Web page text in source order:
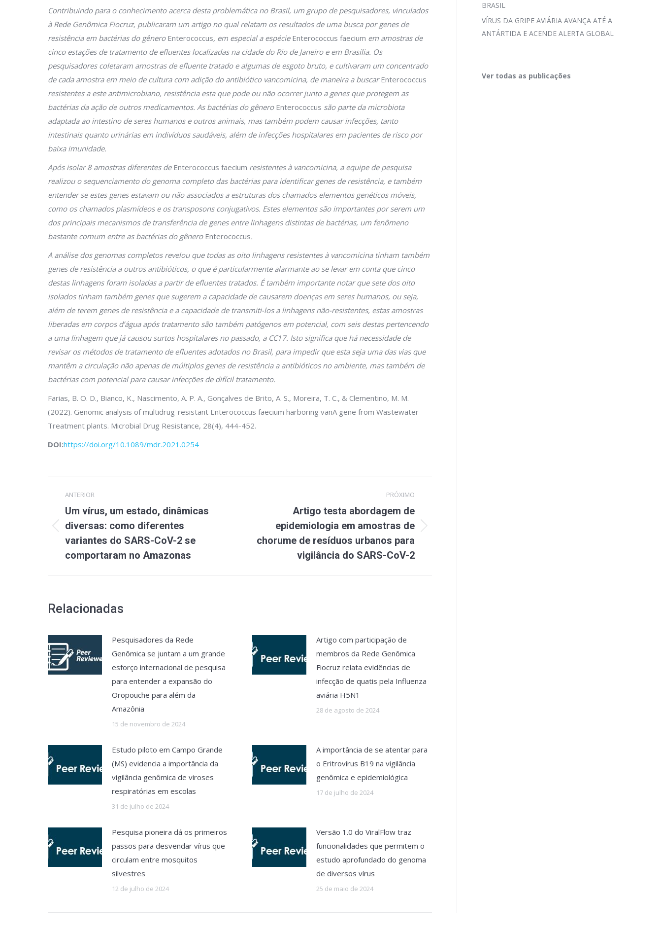
Contribuindo para o conhecimento acerca desta problemática no Brasil, um grupo de pesquisadores, vinculados
à Rede Genômica Fiocruz, publicaram um artigo no qual relatam os resultados de uma busca por genes de
resistência em bactérias do gênero Enterococcus, em especial a espécie Enterococcus faecium em amostras de
cinco estações de tratamento de efluentes localizadas na cidade do Rio de Janeiro e em Brasília. Os
pesquisadores coletaram amostras de efluente tratado e algumas de esgoto bruto, e cultivaram um concentrado
de cada amostra em meio de cultura com adição do antibiótico vancomicina, de maneira a buscarEnterococcus
resistentes a este antimicrobiano, resistência esta que pode ou não ocorrer junto a genes que protegem as
bactérias da ação de outros medicamentos. As bactérias do gênero Enterococcus são parte da microbiota
adaptada ao intestino de seres humanos e outros animais, mas também podem causar infecções, tanto
intestinais quanto urinárias em indivíduos saudáveis, além de infecções hospitalares em pacientes de risco por
baixa imunidade.
Após isolar 8 amostras diferentes de Enterococcus faecium resistentes à vancomicina, a equipe de pesquisa
realizou o sequenciamento do genoma completo das bactérias para identificar genes de resistência, e também
entender se estes genes estavam ou não associados a estruturas dos chamados elementos genéticos móveis,
como os chamados plasmídeos e os transposons conjugativos. Estes elementos são importantes por serem um
dos principais mecanismos de transferência de genes entre linhagens distintas de bactérias, um fenômeno
bastante comum entre as bactérias do gênero Enterococcus.
A análise dos genomas completos revelou que todas as oito linhagens resistentes à vancomicina tinham também
genes de resistência a outros antibióticos, o que é particularmente alarmante ao se levar em conta que cinco
destas linhagens foram isoladas a partir de efluentes tratados. É também importante notar que sete dos oito
isolados tinham também genes que sugerem a capacidade de causarem doenças em seres humanos, ou seja,
além de terem genes de resistência e a capacidade de transmiti-los a linhagens não-resistentes, estas amostras
liberadas em corpos d’água após tratamento são também patógenos em potencial, com seis destas pertencendo
a uma linhagem que já causou surtos hospitalares no passado, a CC17. Isto significa que há necessidade de
revisar os métodos de tratamento de efluentes adotados no Brasil, para impedir que esta seja uma das vias que
mantêm a circulação não apenas de múltiplos genes de resistência a antibióticos no ambiente, mas também de
bactérias com potencial para causar infecções de difícil tratamento.
Farias, B. O. D., Bianco, K., Nascimento, A. P. A., Gonçalves de Brito, A. S., Moreira, T. C., & Clementino, M. M.
(2022). Genomic analysis of multidrug-resistant Enterococcus faecium harboring vanA gene from Wastewater
Treatment plants. Microbial Drug Resistance, 28(4), 444-452.
DOI:https://doi.org/10.1089/mdr.2021.0254
post:
ANTERIOR
Post
anterior:
Um vírus, um estado, dinâmicas
diversas: como diferentes
variantes do SARS-CoV-2 se
comportaram no Amazonas
PRÓXIMO
Próximo
post:
Artigo testa abordagem de
epidemiologia em amostras de
chorume de resíduos urbanos para
vigilância do SARS-CoV-2
Relacionadas
Pesquisadores da Rede
Genômica se juntam a um grande
esforço internacional de pesquisa
para entender a expansão do
Oropouche para além da
Amazônia
15 de novembro de 2024
Artigo com participação de
membros da Rede Genômica
Fiocruz relata evidências de
infecção de quatis pela Influenza
aviária H5N1
28 de agosto de 2024
Estudo piloto em Campo Grande
(MS) evidencia a importância da
vigilância genômica de viroses
respiratórias em escolas
31 de julho de 2024
A importância de se atentar para
o Eritrovírus B19 na vigilância
genômica e epidemiológica
17 de julho de 2024
Pesquisa pioneira dá os primeiros
passos para desvendar vírus que
circulam entre mosquitos
silvestres
12 de julho de 2024
Versão 1.0 do ViralFlow traz
funcionalidades que permitem o
estudo aprofundado do genoma
de diversos vírus
25 de maio de 2024
BRASIL
VÍRUS DA GRIPE AVIÁRIA AVANÇA ATÉ A
ANTÁRTIDA E ACENDE ALERTA GLOBAL
Ver todas as publicações